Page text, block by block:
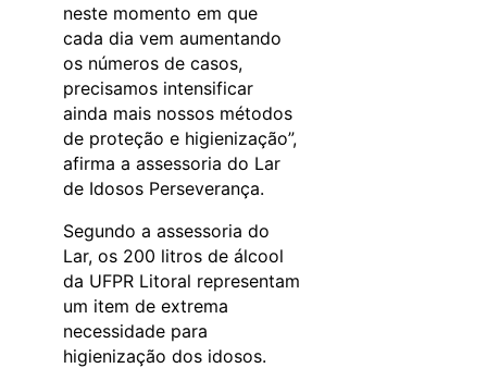
neste momento em que
cada dia vem aumentando
os números de casos,
precisamos intensificar
ainda mais nossos métodos
de proteção e higienização”,
afirma a assessoria do Lar
de Idosos Perseverança.
Segundo a assessoria do
Lar, os 200 litros de álcool
da UFPR Litoral representam
um item de extrema
necessidade para
higienização dos idosos.